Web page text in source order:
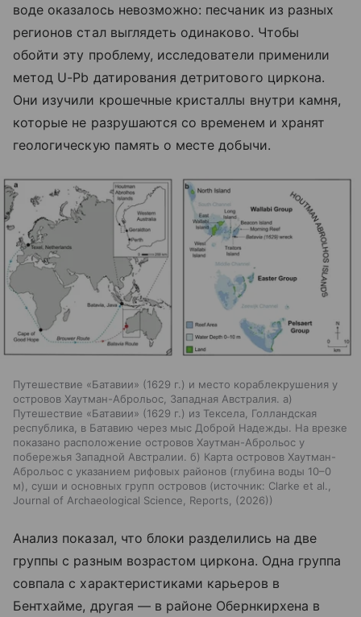
воде оказалось невозможно: песчаник из разных
регионов стал выглядеть одинаково. Чтобы
обойти эту проблему, исследователи применили
метод U-Pb датирования детритового циркона.
Они изучили крошечные кристаллы внутри камня,
которые не разрушаются со временем и хранят
геологическую память о месте добычи.
Путешествие «Батавии» (1629 г.) и место кораблекрушения у
островов Хаутман-Аброльос, Западная Австралия. а)
Путешествие «Батавии» (1629 г.) из Тексела, Голландская
республика, в Батавию через мыс Доброй Надежды. На врезке
показано расположение островов Хаутман-Аброльос у
побережья Западной Австралии. б) Карта островов Хаутман-
Аброльос с указанием рифовых районов (глубина воды 10–0
м), суши и основных групп островов
источник: Clarke et al.,
Journal of Archaeological Science, Reports, (2026)
Анализ показал, что блоки разделились на две
группы с разным возрастом циркона. Одна группа
совпала с характеристиками карьеров в
Бентхайме, другая — в районе Обернкирхена в